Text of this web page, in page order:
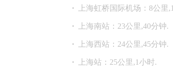
· 上海虹桥国际
· 上海南站
· 上海西站
· 上海站：